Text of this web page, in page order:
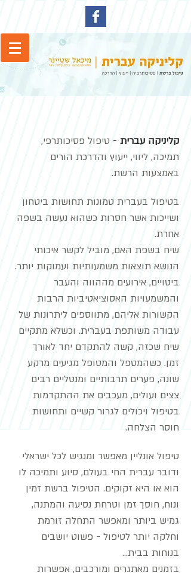
קליניקה עברית - טיפול פסיכותרפי,
תמיכה, ליווי, ייעוץ והדרכת הורים
באמצעות הרשת.
בטיפול בעברית טמונות תחושות ביטחון
ושייכות אשר חסרות כשהוא נעשה בשפה
אחרת.
שיח בשפת האם, מוביל לקשר איכותי
הנושא תוצאות משמעותיות ועמוקות יותר.
ביטויים, אירועים מההווה והעבר
והמשמעויות האסוציאטיביות הרבות
הקשורות אליהם, מתווספים ליתרונות של
עבודה משותפת בעברית. וכשלא מתקיים
שיח שכזה, קשה להתקדם יחד לאורך
זמן. כשהמטפל והמטופל מגיעים מרקע
שונה, פערים תרבותיים ומנטליים רבים
צצים ועולים, מעכבים את ההתקדמות
בטיפול ויכולים לגרור קשיים ותחושות
חוסר הצלחה.
טיפול אונליין מאפשר ומנגיש לכל ישראלי
ודובר עברית החי בעולם, סיוע ותמיכה לו
הוא או היא זקוקים. הטיפול ברשת זמין
ונוח, חוסך זמן וטרחת נסיעה והמתנה,
גמיש ביותר ומאפשר התחלה זורמת
וחלקה יותר לטיפול - פשוט יושבים
בנוחות בבית...
בזמנים מאתגרים ומורכבים, אפשרות